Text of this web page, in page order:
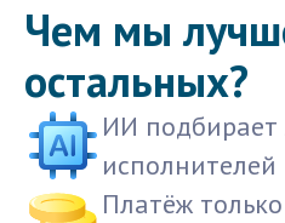
Чем мы
остальных?
ИИ подбирает
исполнителей
Платёж